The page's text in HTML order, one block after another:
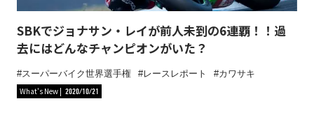
SBKでジョナサン・レイが前人未到の6連覇！！過
去にはどんなチャンピオンがいた？
スーパーバイク世界選手権 レースレポート
カワサキ
What's New
2020/10/21